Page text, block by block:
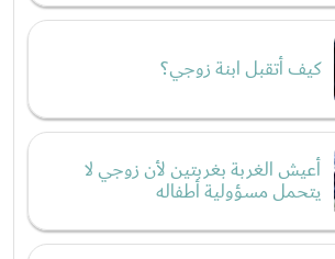
كيف أتقبل ابنة زوجي؟
أعيش الغربة بغربتين لأن زوجي لا
يتحمل مسؤولية أطفاله